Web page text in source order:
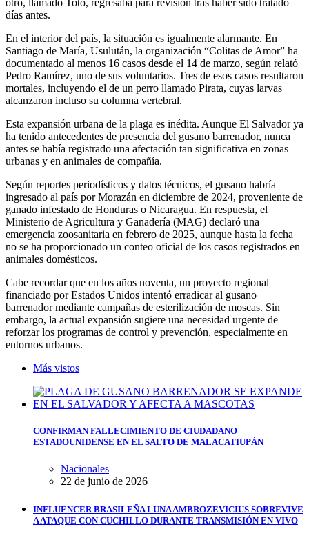
días antes.
En el interior del país, la situación es igualmente alarmante. En
Santiago de María, Usulután, la organización “Colitas de Amor” ha
documentado al menos 16 casos desde el 14 de marzo, según relató
Pedro Ramírez, uno de sus voluntarios. Tres de esos casos resultaron
mortales, incluyendo el de un perro llamado Pirata, cuyas larvas
alcanzaron incluso su columna vertebral.
Esta expansión urbana de la plaga es inédita. Aunque El Salvador ya
ha tenido antecedentes de presencia del gusano barrenador, nunca
antes se había registrado una afectación tan significativa en zonas
urbanas y en animales de compañía.
Según reportes periodísticos y datos técnicos, el gusano habría
ingresado al país por Morazán en diciembre de 2024, proveniente de
ganado infestado de Honduras o Nicaragua. En respuesta, el
Ministerio de Agricultura y Ganadería (MAG) declaró una
emergencia zoosanitaria en febrero de 2025, aunque hasta la fecha
no se ha proporcionado un conteo oficial de los casos registrados en
animales domésticos.
Cabe recordar que en los años noventa, un proyecto regional
financiado por Estados Unidos intentó erradicar al gusano
barrenador mediante campañas de esterilización de moscas. Sin
embargo, la actual expansión sugiere una necesidad urgente de
reforzar los programas de control y prevención, especialmente en
entornos urbanos.
Más vistos
CONFIRMAN FALLECIMIENTO DE CIUDADANO
ESTADOUNIDENSE EN EL SALTO DE MALACATIUPÁN
Nacionales
22 de junio de 2026
INFLUENCER BRASILEÑA LUNA AMBROZEVICIUS SOBREVIVE
A ATAQUE CON CUCHILLO DURANTE TRANSMISIÓN EN VIVO